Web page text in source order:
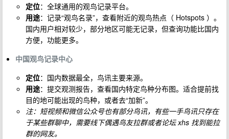
定位：全球通用的观鸟记录平台。
用途：记录“观鸟名录”，查看附近的观鸟热点（ Hotspots ）。
国内用户相对较少，部分地区可能无记录，但查询功能比国内
方便，功能更多。
中国观鸟记录中心
定位：国内数据最全，鸟讯主要来源。
用途：提交观测报告，查看国内特定鸟种分布图。适合提前找
目的地可能出现的鸟种，或者去“加新”。
注：短视频和微信公众号也有部分鸟讯，有些一手鸟讯只存在
于某些群聊中，需要线下偶遇鸟友拉群或者论坛 xhs 找到能拉
群的网友。